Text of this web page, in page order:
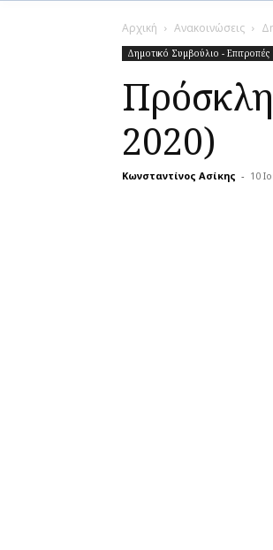
Αρχική Ανακοινώσεις
Δημοτικό Συμβούλιο - Επιτροπές
2020)
Κωνσταντίνος Ασίκης - 10